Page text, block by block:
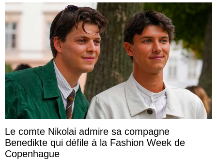
Le comte Nikolai admire sa compagne
Benedikte qui défile à la Fashion Week de
Copenhague